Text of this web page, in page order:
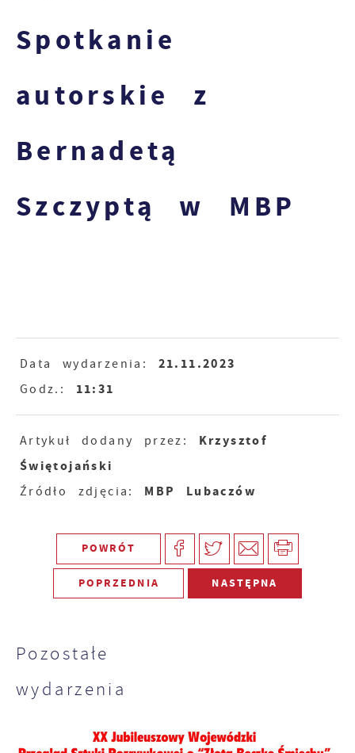
Spotkanie
autorskie z
Bernadetą
Szczyptą w MBP
Data wydarzenia: 21.11.2023
Godz.: 11:31
Artykuł dodany przez: Krzysztof
Świętojański
Źródło zdjęcia: MBP Lubaczów
POWRÓT
POPRZEDNIA NASTĘPNA
Pozostałe
wydarzenia